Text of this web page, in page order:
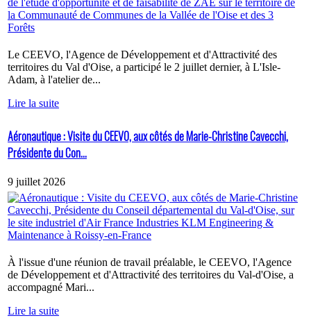
Le CEEVO, l'Agence de Développement et d'Attractivité des
territoires du Val d'Oise, a participé le 2 juillet dernier, à L'Isle-
Adam, à l'atelier de...
Lire la suite
Aéronautique : Visite du CEEVO, aux côtés de Marie-Christine Cavecchi,
Présidente du Con...
9 juillet 2026
À l'issue d'une réunion de travail préalable, le CEEVO, l'Agence
de Développement et d'Attractivité des territoires du Val-d'Oise, a
accompagné Mari...
Lire la suite